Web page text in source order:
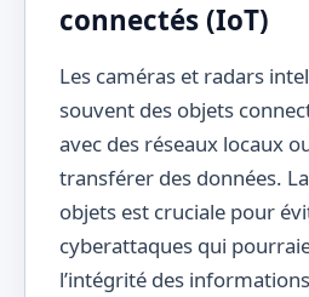
connectés (IoT)
Les caméras et radars
souvent des objets
avec des réseaux locaux
transférer des données.
objets est cruciale pour
cyberattaques qui
l’intégrité des